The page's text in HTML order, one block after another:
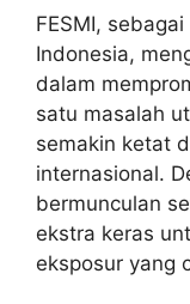
FESMI,
Indonesia,
dalam
satu masalah
semakin ketat
internasional.
bermunculan
ekstra keras
eksposur yang